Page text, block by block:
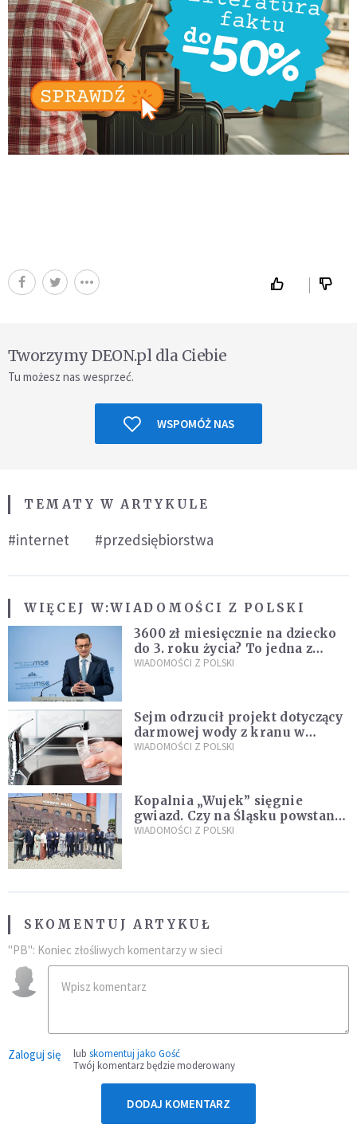
Tworzymy DEON.pl dla Ciebie
Tu możesz nas wesprzeć.
WSPOMÓŻ NAS
TEMATY W ARTYKULE
#internet #przedsiębiorstwa
WIĘCEJ W:WIADOMOŚCI Z POLSKI
3600 zł miesięcznie na dziecko
do 3. roku życia? To jedna z
propozycji programu "Rozwój
WIADOMOŚCI Z POLSKI
Sejm odrzucił projekt dotyczący
darmowej wody z kranu w
restauracjach
WIADOMOŚCI Z POLSKI
Kopalnia „Wujek” sięgnie
gwiazd. Czy na Śląsku powstanie
„Dolina Krzemowa”?
WIADOMOŚCI Z POLSKI
SKOMENTUJ ARTYKUŁ
"PB": Koniec złośliwych komentarzy w sieci
Zaloguj się lub skomentuj jako Gość
Twój komentarz będzie moderowany
DODAJ KOMENTARZ